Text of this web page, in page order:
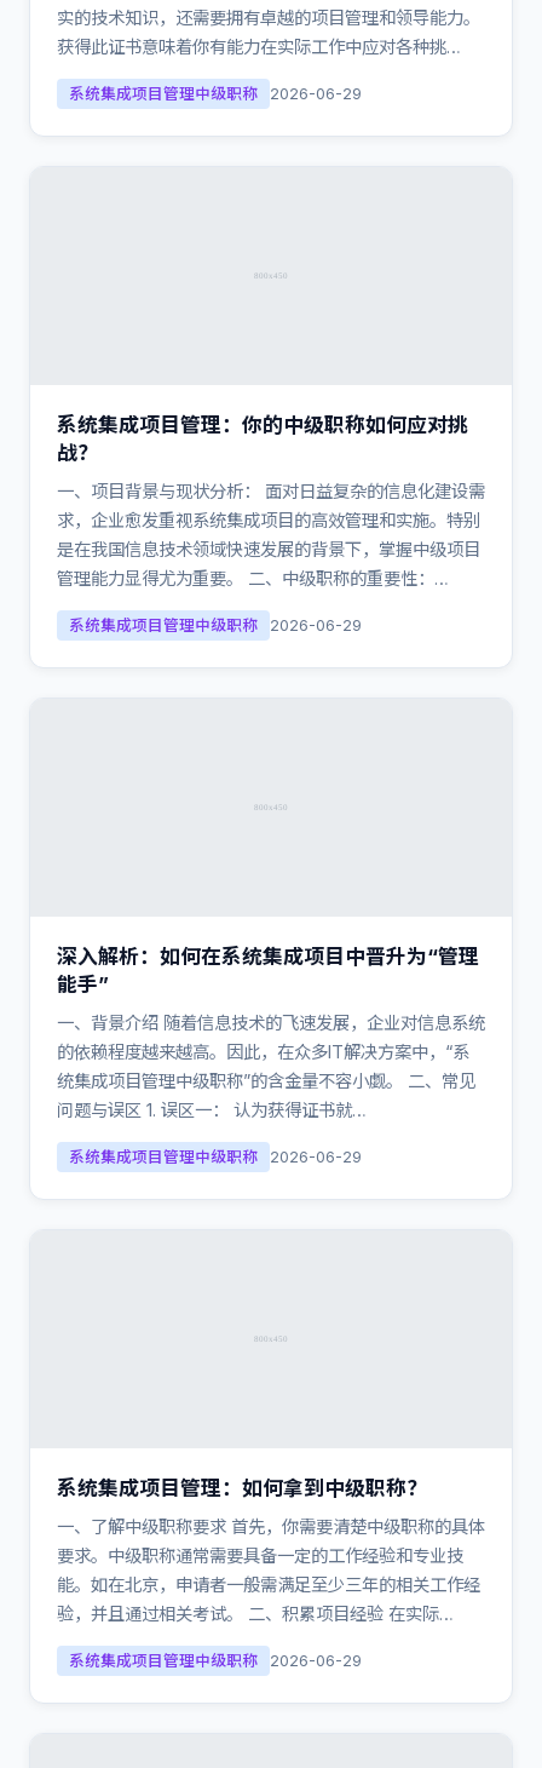
实的技术知识，还需要拥有卓越的项目管理和领导能力。
获得此证书意味着你有能力在实际工作中应对各种挑…
系统集成项目管理中级职称 2026-06-29
系统集成项目管理：你的中级职称如何应对挑
战？
一、项目背景与现状分析： 面对日益复杂的信息化建设需
求，企业愈发重视系统集成项目的高效管理和实施。特别
是在我国信息技术领域快速发展的背景下，掌握中级项目
管理能力显得尤为重要。 二、中级职称的重要性：…
系统集成项目管理中级职称 2026-06-29
深入解析：如何在系统集成项目中晋升为“管理
能手”
一、背景介绍 随着信息技术的飞速发展，企业对信息系统
的依赖程度越来越高。因此，在众多IT解决方案中，“系
统集成项目管理中级职称”的含金量不容小觑。 二、常见
问题与误区 1. 误区一： 认为获得证书就…
系统集成项目管理中级职称 2026-06-29
系统集成项目管理：如何拿到中级职称？
一、了解中级职称要求 首先，你需要清楚中级职称的具体
要求。中级职称通常需要具备一定的工作经验和专业技
能。如在北京，申请者一般需满足至少三年的相关工作经
验，并且通过相关考试。 二、积累项目经验 在实际…
系统集成项目管理中级职称 2026-06-29